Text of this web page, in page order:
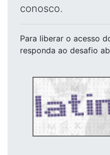
conosco.
Para liberar o acesso
responda ao desafio